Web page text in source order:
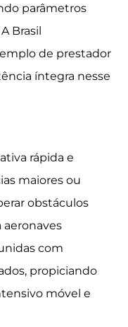
parâmetros
Brasil
de prestador
íntegra nesse
rápida e
maiores ou
obstáculos
aeronaves
com
propiciando
móvel e